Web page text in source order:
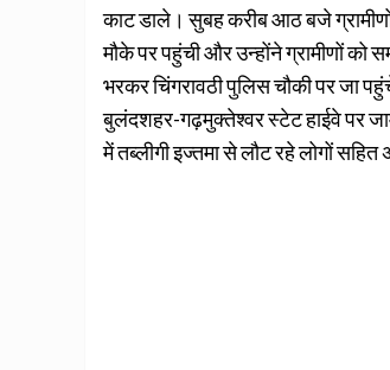
काट डाले। सुबह करीब आठ बजे
मौके पर पहुंची और उन्होंने ग्रामीणों
भरकर चिंगरावठी पुलिस चौकी पर जा
बुलंदशहर-गढ़मुक्तेश्वर स्टेट हाईवे पर
में तब्लीगी इज्तमा से लौट रहे लोगों